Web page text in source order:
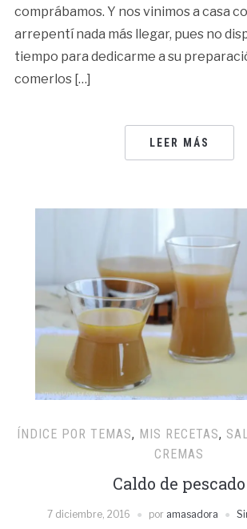
comprábamos. Y nos vinimos a casa
arrepentí nada más llegar, pues no
tiempo para dedicarme a su
comerlos […]
LEER MÁS
ÍNDICE POR TEMAS, MIS RECETAS,
CREMAS
Caldo de pescado
7 diciembre, 2016 por amasadora